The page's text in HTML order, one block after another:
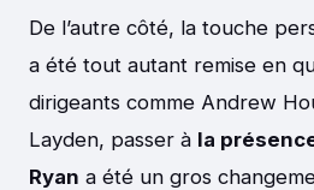
De l’autre côté, la touche
a été tout autant remise en
dirigeants comme Andrew
Layden, passer à la
Ryan a été un gros